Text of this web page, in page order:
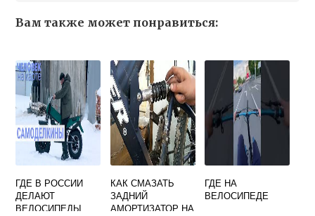
Вам также может понравиться:
ГДЕ В РОССИИ
ДЕЛАЮТ
ВЕЛОСИПЕДЫ
КАК СМАЗАТЬ
ЗАДНИЙ
АМОРТИЗАТОР НА
ГДЕ НА
ВЕЛОСИПЕДЕ